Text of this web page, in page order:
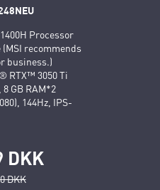
Processor
recommends
business.)
RTX™ 3050 Ti
8 GB RAM*2
144Hz, IPS-
DKK
DKK